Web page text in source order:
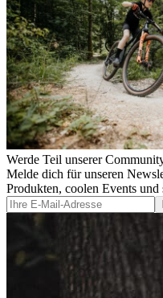
Werde Teil unserer
Melde dich für unseren
Produkten, coolen Events und